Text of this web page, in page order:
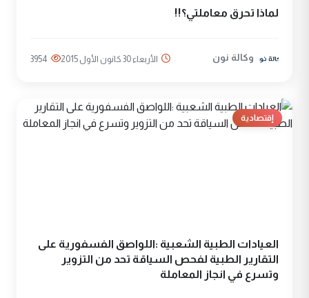
لماذا تحرق معاملتي؟!!
وكالة نون الأربعاء 30 كانون الأول 2015 3954
إقتصادية
العيادات الطبية الشعبية :اللواصق الفسفورية على
التقارير الطبية لفحص السياقة تحد من التزوير
وتسرع في انجاز المعاملة